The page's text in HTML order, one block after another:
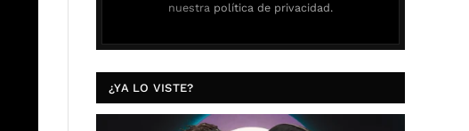
nuestra política de privacidad.
¿YA LO VISTE?